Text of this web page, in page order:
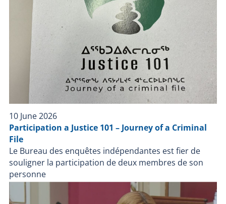
10 June 2026
Participation a Justice 101 – Journey of a Criminal
File
Le Bureau des enquêtes indépendantes est fier de
souligner la participation de deux membres de son
personne